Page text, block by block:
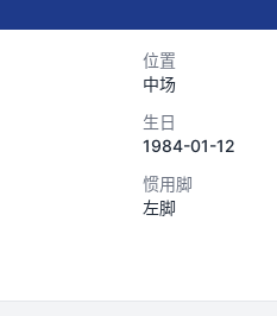
位置
中场
生日
1984-01-12
惯用脚
左脚